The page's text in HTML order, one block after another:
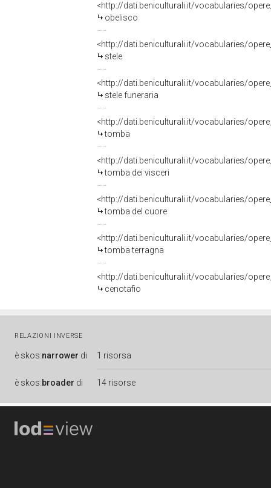
<http://dati.beniculturali.it/vocabularies/
obelisco
<http://dati.beniculturali.it/vocabularies/
stele
<http://dati.beniculturali.it/vocabularies/
stele funeraria
<http://dati.beniculturali.it/vocabularies/
tomba
<http://dati.beniculturali.it/vocabularies/
tomba dei visceri
<http://dati.beniculturali.it/vocabularies/
tomba del cuore
<http://dati.beniculturali.it/vocabularies/
tomba terragna
<http://dati.beniculturali.it/vocabularies/
cenotafio
RELAZIONI INVERSE
è skos:narrower di 1 risorsa
è skos:broader di 14 risorse